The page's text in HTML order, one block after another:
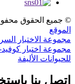
© جميع الحقوق محفوظة -
الموقع
مجموعة الاختبار
مجموعة اختبار كوفيد-19
للحيوانات الأليفة
اتصل بنا